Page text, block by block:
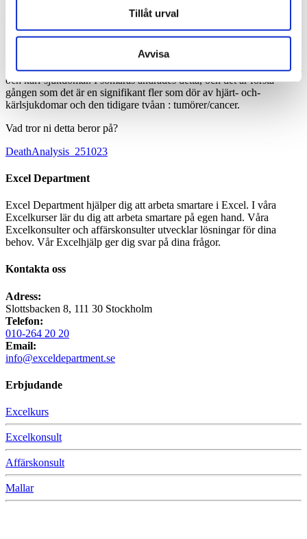
Tillåt urval
Avvisa
Tidigare har man i Sverige, som i resten av världen mest dött av hjärt
och kärl-sjukdomar. I somaras ändrades detta, och det är första
gången som det är en signifikant fler som dör av hjärt- och-
kärlsjukdomar och den tidigare tvåan : tumörer/cancer.
Vad tror ni detta beror på?
DeathAnalysis_251023
Excel Department
Excel Department hjälper dig att arbeta smartare i Excel. I våra
Excelkurser lär du dig att arbeta smartare på egen hand. Våra
Excelkonsulter och affärskonsulter utvecklar lösningar för dina
behov. Vår Excelhjälp ger dig svar på dina frågor.
Kontakta oss
Adress:
Slottsbacken 8, 111 30 Stockholm
Telefon:
010-264 20 20
Email:
info@exceldepartment.se
Erbjudande
Excelkurs
Excelkonsult
Affärskonsult
Mallar